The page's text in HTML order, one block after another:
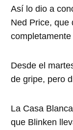
Así lo dio a
Ned Price, que
Desde el
de gripe, pero
La Casa
que Blinken